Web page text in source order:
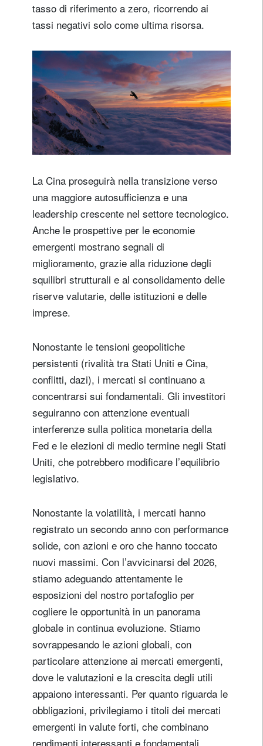
tasso di riferimento a zero, ricorrendo ai
tassi negativi solo come ultima risorsa.
La Cina proseguirà nella transizione verso
una maggiore autosufficienza e una
leadership crescente nel settore tecnologico.
Anche le prospettive per le economie
emergenti mostrano segnali di
miglioramento, grazie alla riduzione degli
squilibri strutturali e al consolidamento delle
riserve valutarie, delle istituzioni e delle
imprese.
Nonostante le tensioni geopolitiche
persistenti (rivalità tra Stati Uniti e Cina,
conflitti, dazi), i mercati si continuano a
concentrarsi sui fondamentali. Gli investitori
seguiranno con attenzione eventuali
interferenze sulla politica monetaria della
Fed e le elezioni di medio termine negli Stati
Uniti, che potrebbero modificare l’equilibrio
legislativo.
Nonostante la volatilità, i mercati hanno
registrato un secondo anno con performance
solide, con azioni e oro che hanno toccato
nuovi massimi. Con l’avvicinarsi del 2026,
stiamo adeguando attentamente le
esposizioni del nostro portafoglio per
cogliere le opportunità in un panorama
globale in continua evoluzione. Stiamo
sovrappesando le azioni globali, con
particolare attenzione ai mercati emergenti,
dove le valutazioni e la crescita degli utili
appaiono interessanti. Per quanto riguarda le
obbligazioni, privilegiamo i titoli dei mercati
emergenti in valute forti, che combinano
rendimenti interessanti e fondamentali